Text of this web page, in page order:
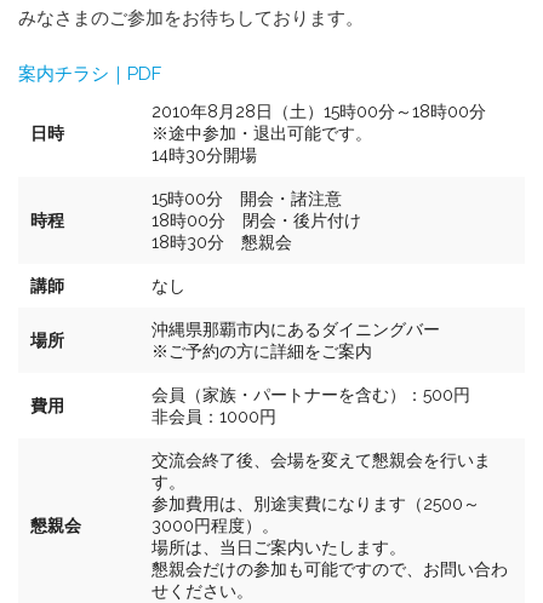
みなさまのご参加をお待ちしております。
案内チラシ｜PDF
日時
2010年8月28日（土）15時00分～18時00分
※途中参加・退出可能です。
14時30分開場
時程
15時00分 開会・諸注意
18時00分 閉会・後片付け
18時30分 懇親会
講師 なし
場所
沖縄県那覇市内にあるダイニングバー
※ご予約の方に詳細をご案内
費用
会員（家族・パートナーを含む）：500円
非会員：1000円
懇親会
交流会終了後、会場を変えて懇親会を行いま
す。
参加費用は、別途実費になります（2500～
3000円程度）。
場所は、当日ご案内いたします。
懇親会だけの参加も可能ですので、お問い合わ
せください。